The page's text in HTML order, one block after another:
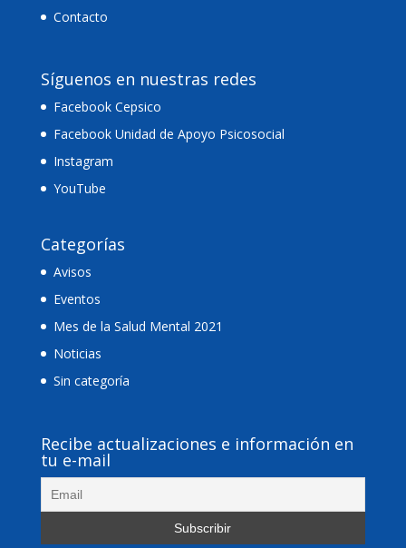
Contacto
Síguenos en nuestras redes
Facebook Cepsico
Facebook Unidad de Apoyo Psicosocial
Instagram
YouTube
Categorías
Avisos
Eventos
Mes de la Salud Mental 2021
Noticias
Sin categoría
Recibe actualizaciones e información en
tu e-mail